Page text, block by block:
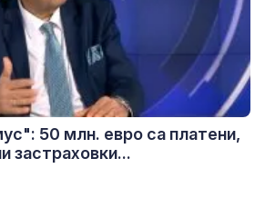
50 млн. евро са платени,
застраховки...